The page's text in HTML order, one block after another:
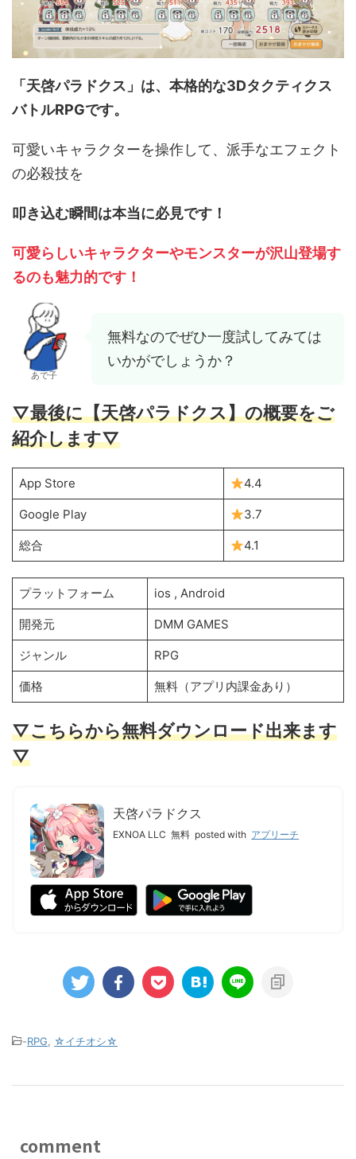
「天啓パラドクス」は、本格的な3Dタクティクス
バトルRPGです。
可愛いキャラクターを操作して、派手なエフェクト
の必殺技を
叩き込む瞬間は本当に必見です！
可愛らしいキャラクターやモンスターが沢山登場す
るのも魅力的です！
あで子
無料なのでぜひ一度試してみては
いかがでしょうか？
▽最後に【天啓パラドクス】の概要をご
紹介します▽
App Store 4.4
Google Play 3.7
総合 4.1
プラットフォーム ios , Android
開発元 DMM GAMES
ジャンル RPG
価格 無料（アプリ内課金あり）
▽こちらから無料ダウンロード出来ます
▽
天啓パラドクス
EXNOA LLC 無料 posted with アプリーチ
-RPG, ☆イチオシ☆
comment